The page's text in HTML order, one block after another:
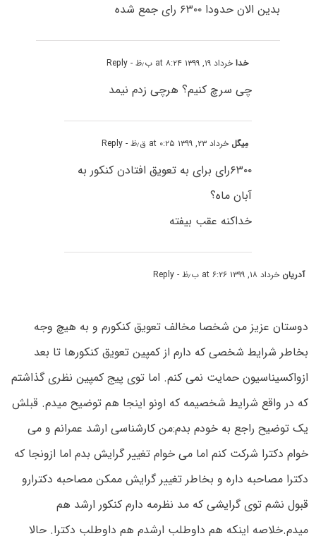
بدین الان حدودا ۶۳۰۰ رای جمع شده
خداخرداد ۱۹, ۱۳۹۹ at ۸:۲۴ ب٫ظ - Reply
چی سرچ کنیم؟ هرچی زدم نیمد
مِیگُل خرداد ۲۳, ۱۳۹۹ at ۰:۲۵ ق٫ظ - Reply
۶۳۰۰رای برای به تعویق افتادن کنکور به
آبان ماه؟
خداکنه عقب بیفته
آدریان خرداد ۱۸, ۱۳۹۹ at ۶:۲۶ ب٫ظ - Reply
دوستان عزیز من شخصا مخالف تعویق کنکورم و به هیچ وجه
بخاطر شرایط شخصی که دارم از کمپین تعویق کنکورها تا بعد
ازواکسیناسیون حمایت نمی کنم. اما توی پیج کمپین نظری گذاشتم
که در واقع شرایط شخصیمه که اونو اینجا هم توضیح میدم. قبلش
یک توضیح راجع به خودم بدم:من کارشناسی ارشد عمرانم و می
خوام دکترا شرکت کنم اما می خوام تغییر گرایش بدم اما ازونجا که
دکترا مصاحبه داره و بخاطر تغییر گرایش ممکن مصاحبه دکترارو
قبول نشم توی گرایشی که مد نظرمه دارم کنکور ارشد هم
میدم.خلاصه اینکه هم داوطلب ارشدم هم داوطلب دکترا. حالا